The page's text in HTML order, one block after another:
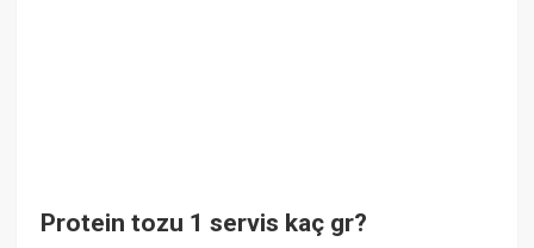
Protein tozu 1 servis kaç gr?